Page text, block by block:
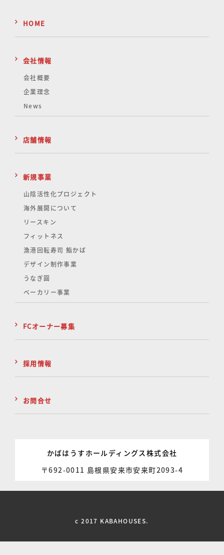
HOME
会社情報
会社概要
企業理念
News
店舗情報
新規事業
山陰活性化プロジェクト
海外展開について
リースキン
フィットネス
漁港回転寿司 鮨かば
デザイン制作事業
うなぎ圓
ベーカリー事業
FCオーナー募集
採用情報
お問合せ
かばはうすホールディングス株式会社
〒692-0011 島根県安来市安来町2093-4
c 2017 KABAHOUSES.